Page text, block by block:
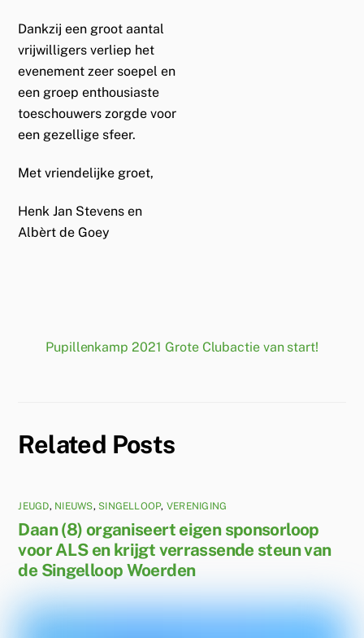
Dankzij een groot aantal
vrijwilligers verliep het
evenement zeer soepel en
een groep enthousiaste
toeschouwers zorgde voor
een gezellige sfeer.
Met vriendelijke groet,
Henk Jan Stevens en
Albèrt de Goey
Pupillenkamp 2021 Grote Clubactie van start!
Related Posts
JEUGD, NIEUWS, SINGELLOOP, VERENIGING
Daan (8) organiseert eigen sponsorloop
voor ALS en krijgt verrassende steun van
de Singelloop Woerden